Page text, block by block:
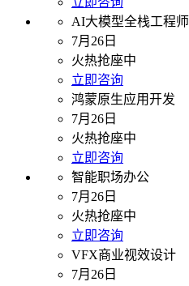
AI大模型全栈工程师
7月26日
火热抢座中
立即咨询
鸿蒙原生应用开发
7月26日
火热抢座中
立即咨询
智能职场办公
7月26日
火热抢座中
立即咨询
VFX商业视效设计
7月26日